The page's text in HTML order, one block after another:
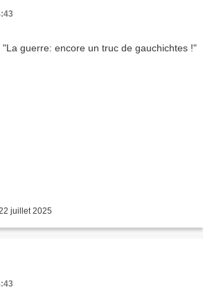
juillet 2025